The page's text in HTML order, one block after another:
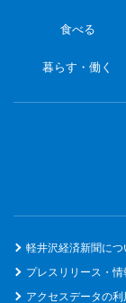
食べる
暮らす・働く
軽井沢経済新聞につ
プレスリリース・
アクセスデータの